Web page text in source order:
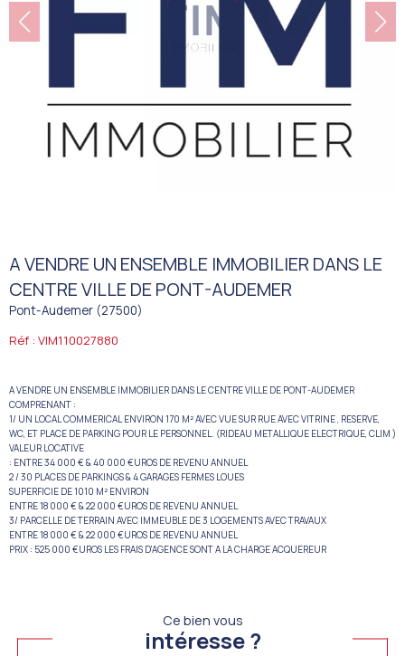
A VENDRE UN ENSEMBLE IMMOBILIER DANS LE
CENTRE VILLE DE PONT-AUDEMER
Pont-Audemer (27500)
Réf : VIM110027880
A VENDRE UN ENSEMBLE IMMOBILIER DANS LE CENTRE VILLE DE PONT-AUDEMER
COMPRENANT :
1/ UN LOCAL COMMERICAL ENVIRON 170 M² AVEC VUE SUR RUE AVEC VITRINE , RESERVE,
WC, ET PLACE DE PARKING POUR LE PERSONNEL. (RIDEAU METALLIQUE ELECTRIQUE, CLIM )
VALEUR LOCATIVE
: ENTRE 34 000 € & 40 000 €UROS DE REVENU ANNUEL
2 / 30 PLACES DE PARKINGS & 4 GARAGES FERMES LOUES
SUPERFICIE DE 1010 M² ENVIRON
ENTRE 18 000 € & 22 000 €UROS DE REVENU ANNUEL
3/ PARCELLE DE TERRAIN AVEC IMMEUBLE DE 3 LOGEMENTS AVEC TRAVAUX
ENTRE 18 000 € & 22 000 €UROS DE REVENU ANNUEL
PRIX : 525 000 €UROS LES FRAIS D'AGENCE SONT A LA CHARGE ACQUEREUR
Ce bien vous
intéresse ?